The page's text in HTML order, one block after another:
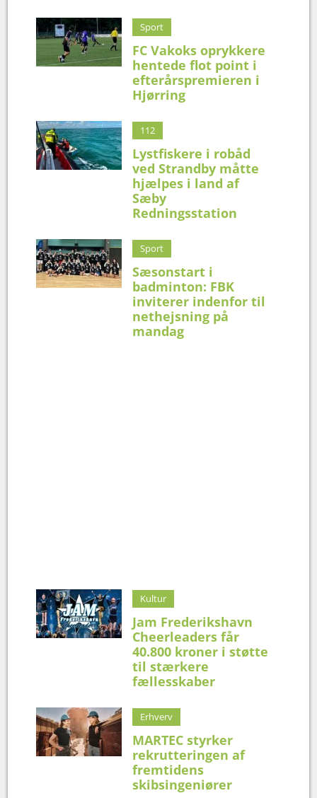
Sport
FC Vakoks oprykkere
hentede flot point i
efterårspremieren i
Hjørring
112
Lystfiskere i robåd
ved Strandby måtte
hjælpes i land af
Sæby
Redningsstation
Sport
Sæsonstart i
badminton: FBK
inviterer indenfor til
nethejsning på
mandag
Kultur
Jam Frederikshavn
Cheerleaders får
40.800 kroner i støtte
til stærkere
fællesskaber
Erhverv
MARTEC styrker
rekrutteringen af
fremtidens
skibsingeniører